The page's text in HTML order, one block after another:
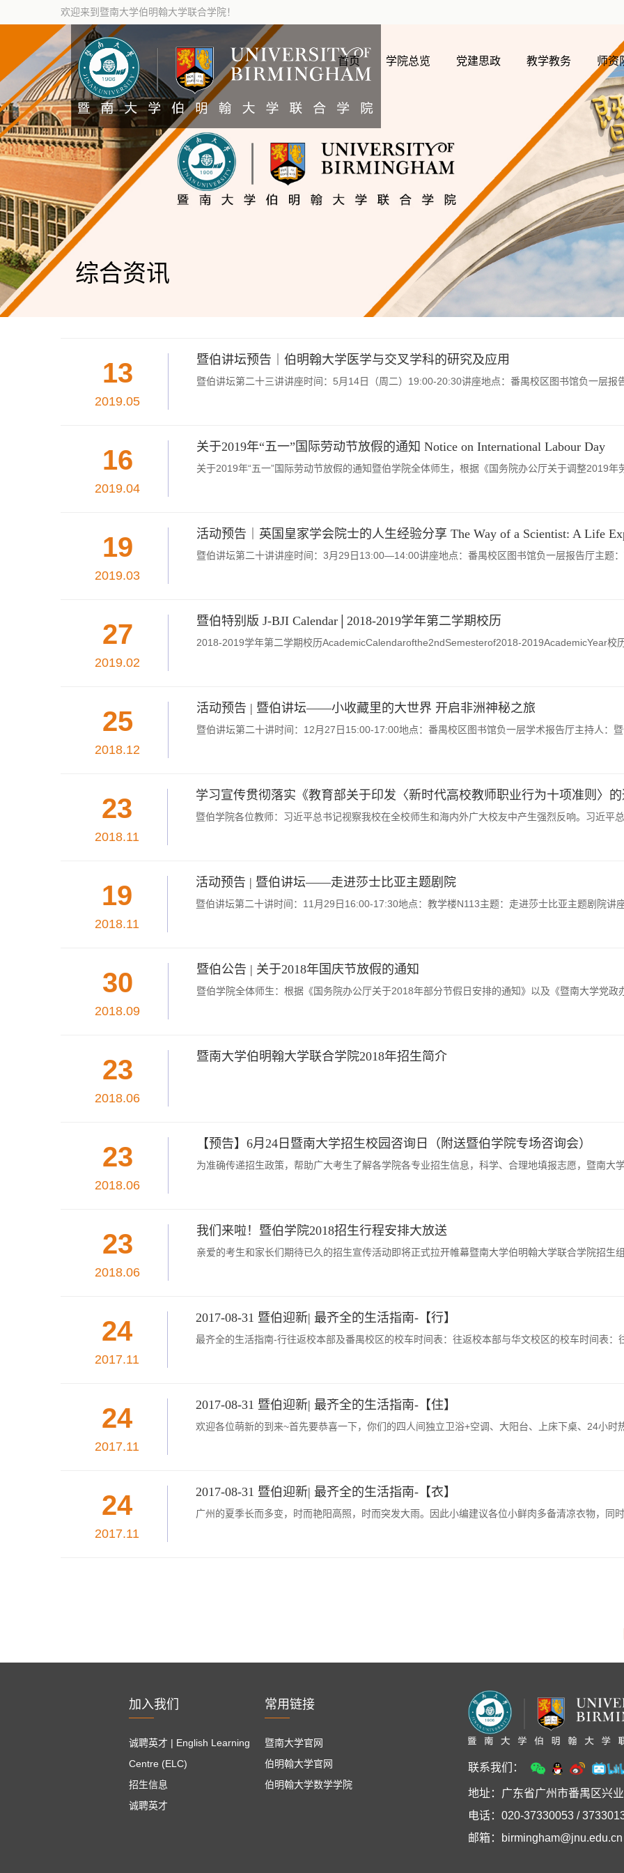
欢迎来到暨南大学伯明翰大学联合学院！
首页 学院总览 党建思政 教学教务 师资
综合资讯
13
2019.05
暨伯讲坛预告｜伯明翰大学医学与交叉学科的研究及应用
暨伯讲坛第二十三讲讲座时间：5月14日（周二）19:00-20:30讲座地点：番禺校区图书馆负一层报
16
2019.04
关于2019年“五一”国际劳动节放假的通知 Notice on International Labour Day
关于2019年“五一”国际劳动节放假的通知暨伯学院全体师生，根据《国务院办公厅关于调整2019年
19
2019.03
活动预告｜英国皇家学会院士的人生经验分享 The Way of a Scientist: A Life
暨伯讲坛第二十讲讲座时间：3月29日13:00—14:00讲座地点：番禺校区图书馆负一层报告厅主题：
27
2019.02
暨伯特别版 J-BJI Calendar│2018-2019学年第二学期校历
2018-2019学年第二学期校历AcademicCalendarofthe2ndSemesterof2018-2019AcademicYear校
25
2018.12
活动预告 | 暨伯讲坛——小收藏里的大世界 开启非洲神秘之旅
暨伯讲坛第二十讲时间：12月27日15:00-17:00地点：番禺校区图书馆负一层学术报告厅主持人：暨
23
2018.11
学习宣传贯彻落实《教育部关于印发〈新时代高校教师职业行为十项准则〉
暨伯学院各位教师：习近平总书记视察我校在全校师生和海内外广大校友中产生强烈反响。习近平总
19
2018.11
活动预告 | 暨伯讲坛——走进莎士比亚主题剧院
暨伯讲坛第二十讲时间：11月29日16:00-17:30地点：教学楼N113主题：走进莎士比亚主题剧院讲
30
2018.09
暨伯公告 | 关于2018年国庆节放假的通知
暨伯学院全体师生：根据《国务院办公厅关于2018年部分节假日安排的通知》以及《暨南大学党政
23
2018.06
暨南大学伯明翰大学联合学院2018年招生简介
23
2018.06
【预告】6月24日暨南大学招生校园咨询日（附送暨伯学院专场咨询会）
为准确传递招生政策，帮助广大考生了解各学院各专业招生信息，科学、合理地填报志愿，暨南大
23
2018.06
我们来啦！暨伯学院2018招生行程安排大放送
亲爱的考生和家长们期待已久的招生宣传活动即将正式拉开帷幕暨南大学伯明翰大学联合学院招生
24
2017.11
2017-08-31 暨伯迎新| 最齐全的生活指南-【行】
最齐全的生活指南-行往返校本部及番禺校区的校车时间表：往返校本部与华文校区的校车时间表：
24
2017.11
2017-08-31 暨伯迎新| 最齐全的生活指南-【住】
欢迎各位萌新的到来~首先要恭喜一下，你们的四人间独立卫浴+空调、大阳台、上床下桌、24小时
24
2017.11
2017-08-31 暨伯迎新| 最齐全的生活指南-【衣】
广州的夏季长而多变，时而艳阳高照，时而突发大雨。因此小编建议各位小鲜肉多备清凉衣物，同时
加入我们
诚聘英才 | English Learning
Centre (ELC)
招生信息
诚聘英才
常用链接
暨南大学官网
伯明翰大学官网
伯明翰大学数学学院
联系我们：
地址：广东省广州市番禺区兴
电话：020-37330053 /
邮箱：birmingham@jnu.edu.cn